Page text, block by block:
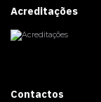
Acreditações
Contactos